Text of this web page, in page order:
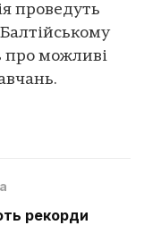
проведуть
про можливі
рекорди